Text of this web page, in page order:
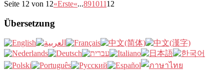
Seite 12 von 12«Erste«...89101112
Übersetzung